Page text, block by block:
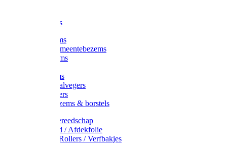
Composters
Straatbezems
Stads- / Gemeentebezems
Terrasbezems
Gootbezems
Kamer-/Zaalvegers
Vloertrekkers
Onkruidbezems & borstels
Schildersgereedschap
Afplakband / Afdekfolie
Kwasten / Rollers / Verfbakjes